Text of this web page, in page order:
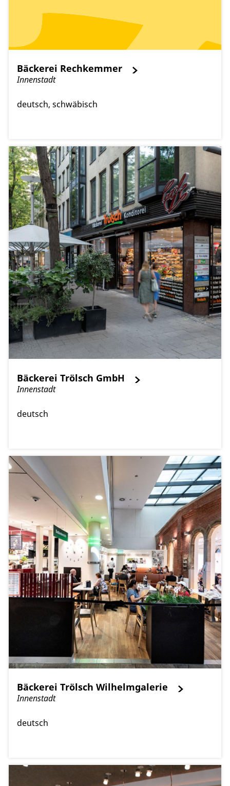
Bäckerei Rechkemmer
Innenstadt
deutsch schwäbisch
Bäckerei Trölsch GmbH
Innenstadt
deutsch
Bäckerei Trölsch Wilhelmgalerie
Innenstadt
deutsch